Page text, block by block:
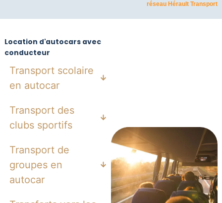
réseau Hérault Transport
Location d'autocars avec
conducteur
Transport scolaire
en autocar
Transport des
clubs sportifs
Transport de
groupes en
autocar